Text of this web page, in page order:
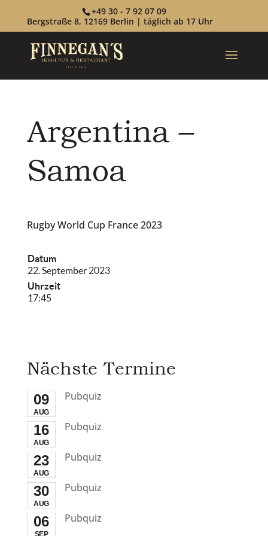
+49 30 - 7 92 07 09
Bergstraße 8, 12169 Berlin | täglich ab 17 Uhr
Argentina –
Samoa
Rugby World Cup France 2023
Datum
22. September 2023
Uhrzeit
17:45
Nächste Termine
09
AUG
Pubquiz
16
AUG
Pubquiz
23
AUG
Pubquiz
30
AUG
Pubquiz
06
SEP
Pubquiz